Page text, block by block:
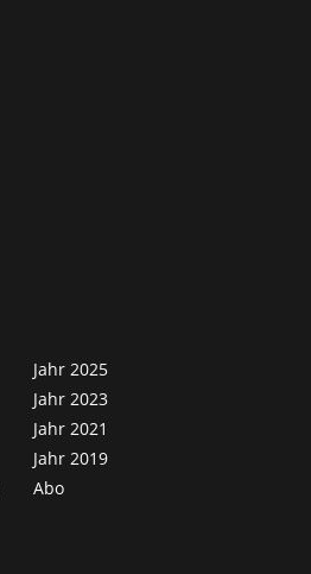
Jahr 2025
Jahr 2023
Jahr 2021
Jahr 2019
Abo